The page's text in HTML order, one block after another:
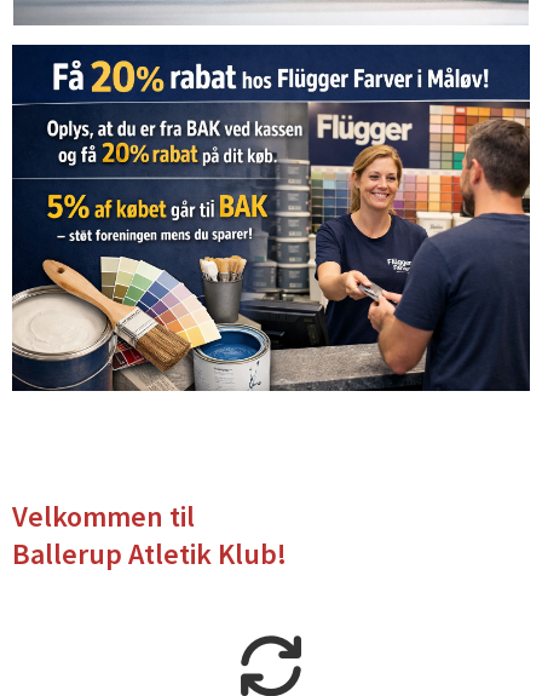
Velkommen til
Ballerup Atletik Klub!